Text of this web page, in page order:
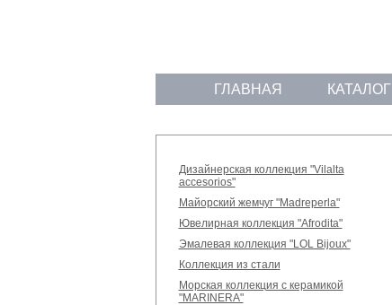
ГЛАВНАЯ КАТАЛОГ
Дизайнерская коллекция "Vilalta
accesorios"
Майорский жемчуг "Madreperla"
Ювелирная коллекция "Afrodita"
Эмалевая коллекция "LOL Bijoux"
Коллекция из стали
Морская коллекция с керамикой
"MARINERA"